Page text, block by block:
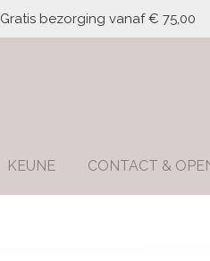
Gratis bezorging vanaf € 75,00
KEUNE CONTACT &